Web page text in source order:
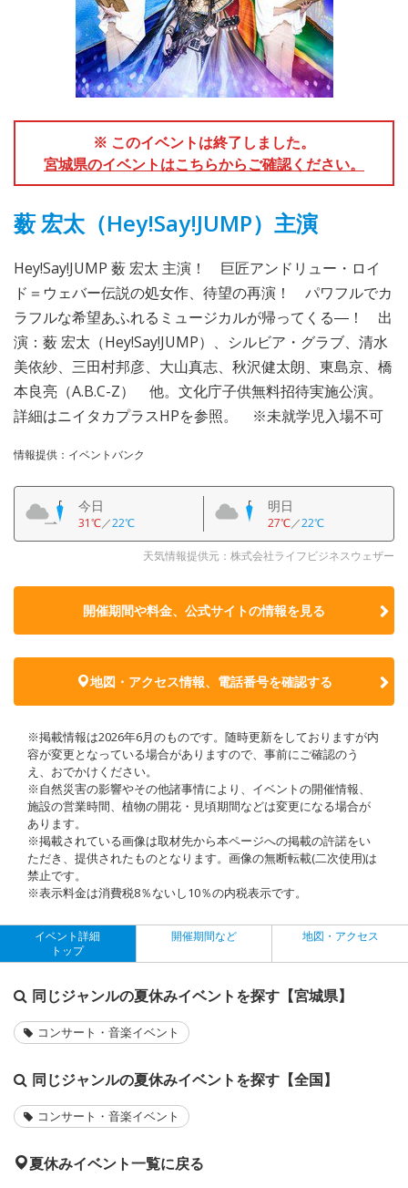
※ このイベントは終了しました。
宮城県のイベントはこちらからご確認ください。
薮 宏太（Hey!Say!JUMP）主演
Hey!Say!JUMP 薮 宏太 主演！ 巨匠アンドリュー・ロイ
ド＝ウェバー伝説の処女作、待望の再演！ パワフルでカ
ラフルな希望あふれるミュージカルが帰ってくる―！ 出
演：薮 宏太（Hey!Say!JUMP）、シルビア・グラブ、清水
美依紗、三田村邦彦、大山真志、秋沢健太朗、東島京、橋
本良亮（A.B.C-Z） 他。文化庁子供無料招待実施公演。
詳細はニイタカプラスHPを参照。 ※未就学児入場不可
情報提供：イベントバンク
今日
31℃／22℃
明日
27℃／22℃
天気情報提供元：株式会社ライフビジネスウェザー
開催期間や料金、公式サイトの情報を見る
地図・アクセス情報、電話番号を確認する
※掲載情報は2026年6月のものです。随時更新をしておりますが内
容が変更となっている場合がありますので、事前にご確認のう
え、おでかけください。
※自然災害の影響やその他諸事情により、イベントの開催情報、
施設の営業時間、植物の開花・見頃期間などは変更になる場合が
あります。
※掲載されている画像は取材先から本ページへの掲載の許諾をい
ただき、提供されたものとなります。画像の無断転載(二次使用)は
禁止です。
※表示料金は消費税8％ないし10％の内税表示です。
イベント詳細
トップ
開催期間など 地図・アクセス
同じジャンルの夏休みイベントを探す【宮城県】
コンサート・音楽イベント
同じジャンルの夏休みイベントを探す【全国】
コンサート・音楽イベント
夏休みイベント一覧に戻る